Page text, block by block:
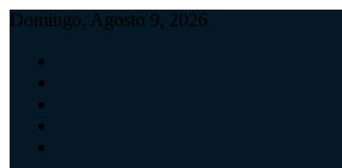
Skip
content
Domingo, Agosto 9, 2026